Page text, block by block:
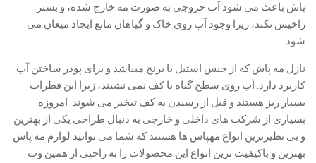
پاش باعث می شود آب خروجی به صورت مه خارج شده، و بستر
راخیس نکند، زیرا وجود آب روی خاک و گیاهان مانع ایجاد میعان می
شود.
نازل مه پاش که از جنس استیل یا برنج می­باشد و برای پودر ساختن آب
کاربرد دارد. آب روی سطح گیاه یا کف نمی نشیند، زیرا این قطرات
بسیار ریز هستند و قبل از رسیدن به کف تبخیر می شوند. امروزه
بسیاری از شرکت های داخلی و خارجی به دنبال طراحی یکی از بهترین
و بی نظیرترین انواع مهپاش ها هستند که شما می توانید لوازم مه پاش
بهترین و باکیفیت ترین انواع این محصولات را به راحتی از همین وب